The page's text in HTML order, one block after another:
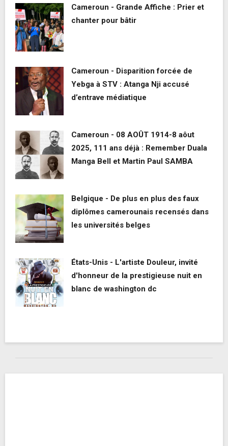
Cameroun - Grande Affiche : Prier et
chanter pour bâtir
Cameroun - Disparition forcée de
Yebga à STV : Atanga Nji accusé
d’entrave médiatique
Cameroun - 08 AOÛT 1914-8 aôut
2025, 111 ans déjà : Remember Duala
Manga Bell et Martin Paul SAMBA
Belgique - De plus en plus des faux
diplômes camerounais recensés dans
les universités belges
États-Unis - L'artiste Douleur, invité
d'honneur de la prestigieuse nuit en
blanc de washington dc